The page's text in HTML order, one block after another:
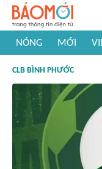
NÓNG MỚI
#Khám phá thế giới
CLB BÌNH PHƯỚC